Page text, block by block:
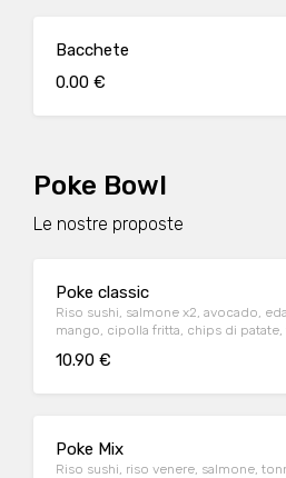
Bacchete
0.00 €
Poke Bowl
Le nostre proposte
Poke classic
Riso sushi, salmone x2, avocado,
mango, cipolla fritta, chips di patate,
10.90 €
Poke Mix
Riso sushi, riso venere, salmone,